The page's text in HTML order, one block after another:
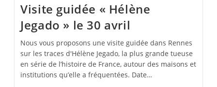
Visite guidée « Hélène
Jegado » le 30 avril
Nous vous proposons une visite guidée dans Rennes
sur les traces d'Hélène Jegado, la plus grande tueuse
en série de l’histoire de France, autour des maisons et
institutions qu’elle a fréquentées. Date…